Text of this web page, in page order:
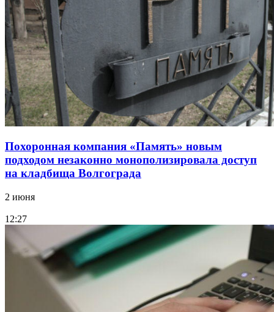
Похоронная компания «Память» новым
подходом незаконно монополизировала доступ
на кладбища Волгограда
2 июня
12:27